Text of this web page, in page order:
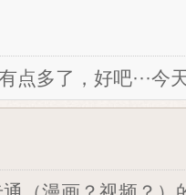
点多了，好吧···